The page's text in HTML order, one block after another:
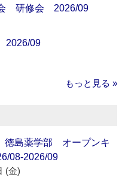
会 研修会 2026/09
2026/09
もっと見る »
島薬学部 オープンキ
08-2026/09
(金)